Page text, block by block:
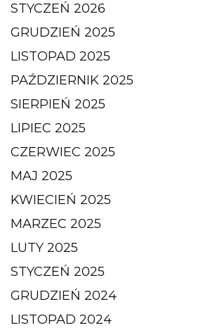
STYCZEŃ 2026
GRUDZIEŃ 2025
LISTOPAD 2025
PAŹDZIERNIK 2025
SIERPIEŃ 2025
LIPIEC 2025
CZERWIEC 2025
MAJ 2025
KWIECIEŃ 2025
MARZEC 2025
LUTY 2025
STYCZEŃ 2025
GRUDZIEŃ 2024
LISTOPAD 2024